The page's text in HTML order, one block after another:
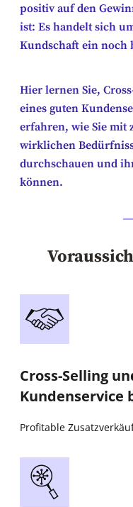
positiv auf den
ist: Es handelt sich
Kundschaft ein noch
Hier lernen Sie,
eines guten
erfahren, wie Sie mit
wirklichen
durchschauen und
können.
Cross-Selling
Kundenservice
Profitable